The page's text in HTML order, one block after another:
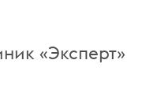
«Эксперт»